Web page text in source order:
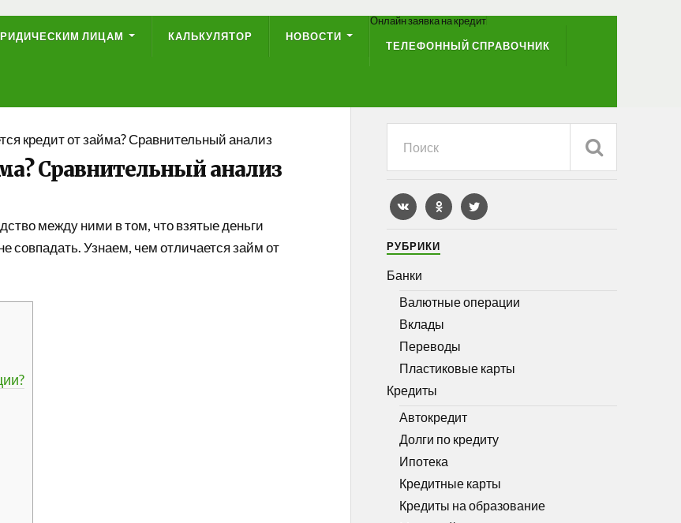
ЛИЦАМ КАЛЬКУЛЯТОР НОВОСТИ
Онлайн заявка на кредит
ТЕЛЕФОННЫЙ СПРАВОЧНИК
кредит от займа? Сравнительный анализ
Сравнительный анализ
между ними в том, что взятые деньги
совпадать. Узнаем, чем отличается займ от
РУБРИКИ
Банки
Валютные операции
Вклады
Переводы
Пластиковые карты
Кредиты
Автокредит
Долги по кредиту
Ипотека
Кредитные карты
Кредиты на образование